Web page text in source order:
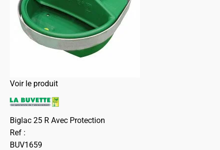
Voir le produit
Biglac 25 R Avec Protection
Ref :
BUV1659